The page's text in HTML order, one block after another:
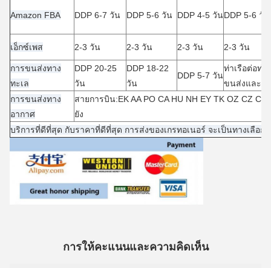
Amazon FBA DDP 6-7 วัน DDP 5-6 วัน DDP 4-5 วันDDP 5-6 วัน
เอ็กซ์เพส 2-3 วัน 2-3 วัน 2-3 วัน 2-3 วัน
การขนส่งทาง
ทะเล
DDP 20-25
วัน
DDP 18-22
วัน
DDP 5-7 วัน
ท่าเรือต่อท่า
ขนส่งและก
การขนส่งทาง
อากาศ
สายการบิน:EK AA PO CA HU NH EY TK OZ CZ
ยัง
บริการที่ดีที่สุด กับราคาที่ดีที่สุด การส่งของเกรทอเนอร์ จะเป็นทางเลือ
การให้คะแนนและความคิดเห็น